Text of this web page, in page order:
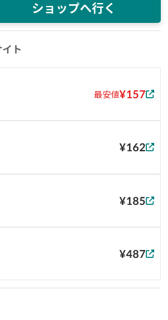
ショップへ行く
ト
最安値¥157
¥162
¥185
¥487